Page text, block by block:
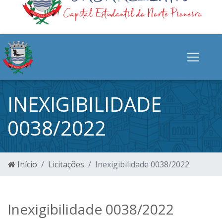
INEXIGIBILIDADE
0038/2022
Início Licitações Inexigibilidade 0038/2022
Inexigibilidade 0038/2022